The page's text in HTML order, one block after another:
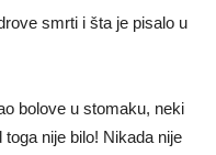
smrti i šta je pisalo u
bolove u stomaku, neki
nije bilo! Nikada nije